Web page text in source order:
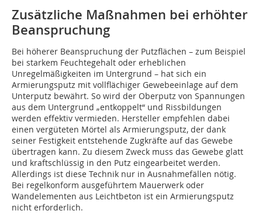
Zusätzliche Maßnahmen bei erhöhter
Beanspruchung
Bei höherer Beanspruchung der Putzflächen – zum Beispiel
bei starkem Feuchtegehalt oder erheblichen
Unregelmäßigkeiten im Untergrund – hat sich ein
Armierungsputz mit vollflächiger Gewebeeinlage auf dem
Unterputz bewährt. So wird der Oberputz von Spannungen
aus dem Untergrund „entkoppelt“ und Rissbildungen
werden effektiv vermieden. Hersteller empfehlen dabei
einen vergüteten Mörtel als Armierungsputz, der dank
seiner Festigkeit entstehende Zugkräfte auf das Gewebe
übertragen kann. Zu diesem Zweck muss das Gewebe glatt
und kraftschlüssig in den Putz eingearbeitet werden.
Allerdings ist diese Technik nur in Ausnahmefällen nötig.
Bei regelkonform ausgeführtem Mauerwerk oder
Wandelementen aus Leichtbeton ist ein Armierungsputz
nicht erforder­lich.